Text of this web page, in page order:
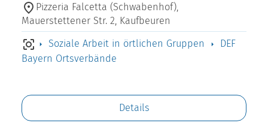
Pizzeria Falcetta (Schwabenhof),
Mauerstettener Str. 2, Kaufbeuren
Soziale Arbeit in örtlichen Gruppen
DEF
Bayern Ortsverbände
Details